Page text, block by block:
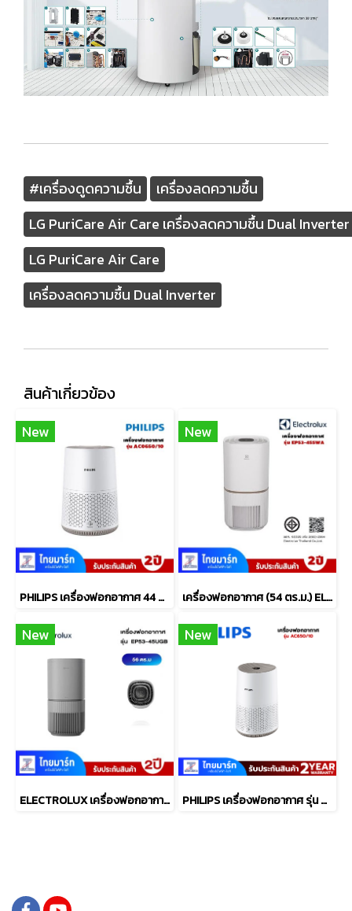
#เครื่องดูดความชื้น
เครื่องลดความชื้น
LG PuriCare Air Care เครื่องลดความชื้น Dual Inverter
LG PuriCare Air Care
เครื่องลดความชื้น Dual Inverter
สินค้าเกี่ยวข้อง
New
PHILIPS เครื่องฟอกอากาศ 44 ตร.ม. รุ่น AC0650/10
New
เครื่องฟอกอากาศ (54 ตร.ม.) ELECTROLUX รุ่น EP53-45SWA
New
ELECTROLUX เครื่องฟอกอากาศ WiFi 56 ตรม.UV PM1.0 รุ่น EP53-45UGB
New
PHILIPS เครื่องฟอกอากาศ รุ่น AC650/10